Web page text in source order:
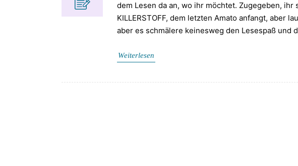
dem Lesen da an, wo ihr möchtet. Zugegeben,
KILLERSTOFF, dem letzten Amato anfangt, aber
aber es schmälere keinesweg den Lesespaß und
Weiterlesen